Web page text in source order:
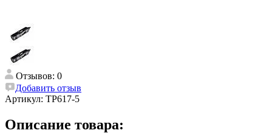
Отзывов: 0
Добавить отзыв
Артикул: TP617-5
Описание товара: